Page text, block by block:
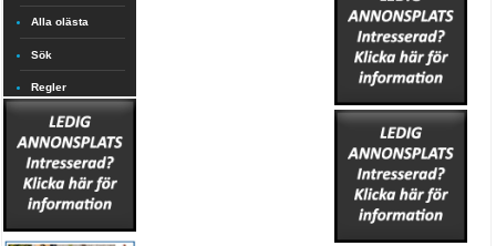
Alla olästa
Sök
Regler